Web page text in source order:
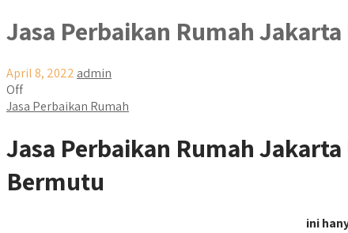
Jasa Perbaikan Rumah Jakarta
April 8, 2022 admin
Off
Jasa Perbaikan Rumah
Jasa Perbaikan Rumah
Bermutu
ini